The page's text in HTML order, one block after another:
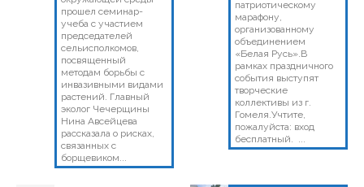
прошел семинар-
учеба с участием
председателей
сельисполкомов,
посвященный
методам борьбы с
инвазивными видами
растений. Главный
эколог Чечерщины
Нина Авсейцева
рассказала о рисках,
связанных с
борщевиком...
патриотическому
марафону,
организованному
объединением
«Белая Русь».В
рамках праздничного
события выступят
творческие
коллективы из г.
Гомеля.Учтите,
пожалуйста: вход
бесплатный. ...